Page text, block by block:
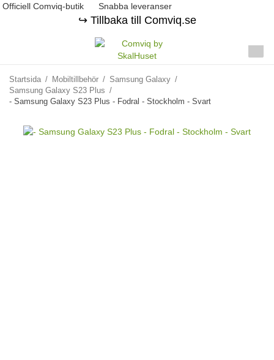
Officiell Comviq-butik Snabba leveranser
↪️ Tillbaka till Comviq.se
Startsida / Mobiltillbehör / Samsung Galaxy /
Samsung Galaxy S23 Plus /
- Samsung Galaxy S23 Plus - Fodral - Stockholm - Svart